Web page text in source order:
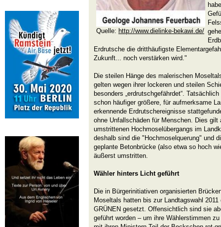
Quelle: http://www.dielinke-bekawi.de/
Erdrutsche die dritthäufigste
Zukunft... noch verstärken wird."
Die steilen Hänge des malerischen
gelten wegen ihrer lockeren und steilen
besonders „erdrutschgefährdet“.
schon häufiger größere, für aufmerksame
erkennende Erdrutschereignisse
ohne Unfallschäden für Menschen. Dies gilt
umstrittenen Hochmoselübergangs im
deshalb sind die "Hochmoselquerung" und
geplante Betonbrücke (also etwa so hoch
äußerst umstritten.
Wähler hinters Licht geführt
Die in Bürgerinitiativen organisierten
Moseltals hatten bis zur Landtagswahl
GRÜNEN gesetzt. Offensichtlich sind sie
geführt worden – um ihre Wählerstimmen